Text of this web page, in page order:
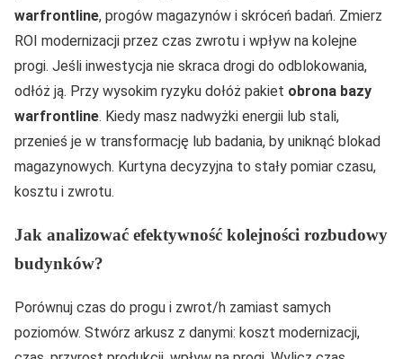
warfrontline, progów magazynów i skróceń badań. Zmierz
ROI modernizacji przez czas zwrotu i wpływ na kolejne
progi. Jeśli inwestycja nie skraca drogi do odblokowania,
odłóż ją. Przy wysokim ryzyku dołóż pakiet obrona bazy
warfrontline. Kiedy masz nadwyżki energii lub stali,
przenieś je w transformację lub badania, by uniknąć blokad
magazynowych. Kurtyna decyzyjna to stały pomiar czasu,
kosztu i zwrotu.
Jak analizować efektywność kolejności rozbudowy
budynków?
Porównuj czas do progu i zwrot/h zamiast samych
poziomów. Stwórz arkusz z danymi: koszt modernizacji,